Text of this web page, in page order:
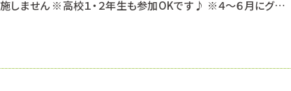
しません ※高校１・２年生も参加OKです♪ ※４～６月にグラ
：００～１６：００（受付 １３：４０～） 希望の時間を